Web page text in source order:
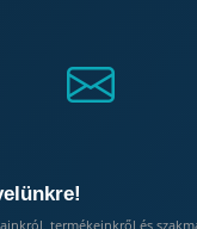
termékeinkről és